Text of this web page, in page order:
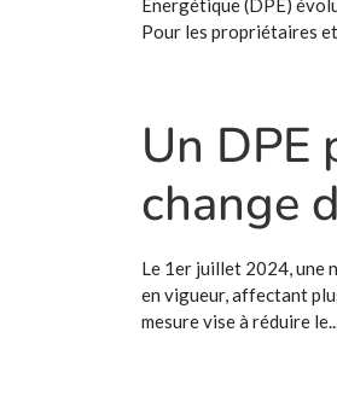
Énergétique (DPE)
Pour les propriétaires
Un DPE
change
Le 1er juillet 2024, une
en vigueur, affectant
mesure vise à réduire